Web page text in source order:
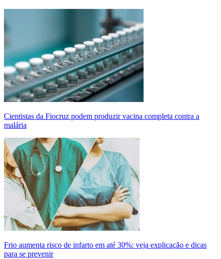
Cientistas da Fiocruz podem produzir vacina completa contra a
malária
Frio aumenta risco de infarto em até 30%: veja explicação e dicas
para se prevenir